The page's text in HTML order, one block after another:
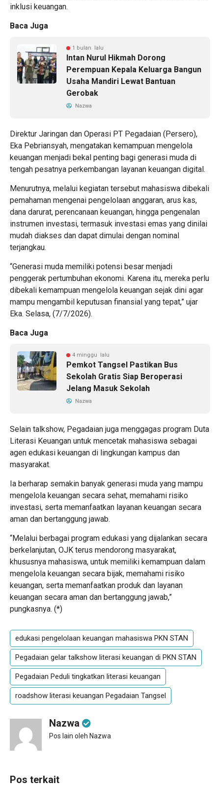
inklusi keuangan.
Baca Juga
1 bulan lalu
Intan Nurul Hikmah Dorong
Perempuan Kepala Keluarga Bangun
Usaha Mandiri Lewat Bantuan
Gerobak
Nazwa
Direktur Jaringan dan Operasi PT Pegadaian (Persero),
Eka Pebriansyah, mengatakan kemampuan mengelola
keuangan menjadi bekal penting bagi generasi muda di
tengah pesatnya perkembangan layanan keuangan digital.
Menurutnya, melalui kegiatan tersebut mahasiswa dibekali
pemahaman mengenai pengelolaan anggaran, arus kas,
dana darurat, perencanaan keuangan, hingga pengenalan
instrumen investasi, termasuk investasi emas yang dinilai
mudah diakses dan dapat dimulai dengan nominal
terjangkau.
“Generasi muda memiliki potensi besar menjadi
penggerak pertumbuhan ekonomi. Karena itu, mereka perlu
dibekali kemampuan mengelola keuangan sejak dini agar
mampu mengambil keputusan finansial yang tepat,” ujar
Eka. Selasa, (7/7/2026).
Baca Juga
4 minggu lalu
Pemkot Tangsel Pastikan Bus
Sekolah Gratis Siap Beroperasi
Jelang Masuk Sekolah
Nazwa
Selain talkshow, Pegadaian juga menggagas program Duta
Literasi Keuangan untuk mencetak mahasiswa sebagai
agen edukasi keuangan di lingkungan kampus dan
masyarakat.
Ia berharap semakin banyak generasi muda yang mampu
mengelola keuangan secara sehat, memahami risiko
investasi, serta memanfaatkan layanan keuangan secara
aman dan bertanggung jawab.
“Melalui berbagai program edukasi yang dijalankan secara
berkelanjutan, OJK terus mendorong masyarakat,
khususnya mahasiswa, untuk memiliki kemampuan dalam
mengelola keuangan secara bijak, memahami risiko
keuangan, serta memanfaatkan produk dan layanan
keuangan secara aman dan bertanggung jawab,”
pungkasnya. (*)
edukasi pengelolaan keuangan mahasiswa PKN STAN
Pegadaian gelar talkshow literasi keuangan di PKN STAN
Pegadaian Peduli tingkatkan literasi keuangan
roadshow literasi keuangan Pegadaian Tangsel
Nazwa
Pos lain oleh Nazwa
Pos terkait